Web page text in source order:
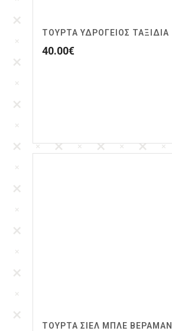
ΤΟΎΡΤΑ ΥΔΡΌΓΕΙΟΣ ΤΑΞΊΔΙΑ
40.00€
ΤΟΎΡΤΑ ΣΙΕΛ ΜΠΛΕ ΒΕΡΑΜΑΝ